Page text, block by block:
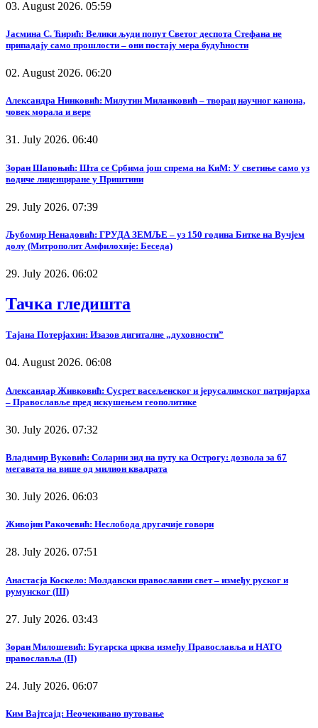
03. August 2026. 05:59
Јасмина С. Ћирић: Велики људи попут Светог деспота Стефана не
припадају само прошлости – они постају мера будућности
02. August 2026. 06:20
Александра Нинковић: Милутин Миланковић – творац научног канона,
човек морала и вере
31. July 2026. 06:40
Зоран Шапоњић: Шта се Србима још спрема на КиМ: У светиње само уз
водиче лиценциране у Приштини
29. July 2026. 07:39
Љубомир Ненадовић: ГРУДА ЗЕМЉЕ – уз 150 година Битке на Вучјем
долу (Митрополит Амфилохије: Беседа)
29. July 2026. 06:02
Тачка гледишта
Тајана Потерјахин: Изазов дигиталне „духовности”
04. August 2026. 06:08
Александар Живковић: Сусрет васељенског и јерусалимског патријарха
– Православље пред искушењем геополитике
30. July 2026. 07:32
Владимир Вуковић: Соларни зид на путу ка Острогу: дозвола за 67
мегавата на више од милион квадрата
30. July 2026. 06:03
Живојин Ракочевић: Неслобода другачије говори
28. July 2026. 07:51
Анастасја Коскело: Молдавски православни свет – између руског и
румунског (III)
27. July 2026. 03:43
Зоран Милошевић: Бугарска црква између Православља и НАТО
православља (II)
24. July 2026. 06:07
Ким Вајтсајд: Неочекивано путовање